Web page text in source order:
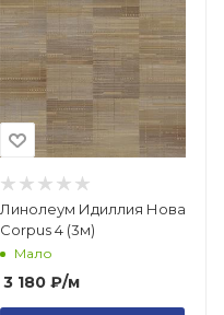
Линолеум Идиллия Нова
Corpus 4 (3м)
Мало
3 180₽/м